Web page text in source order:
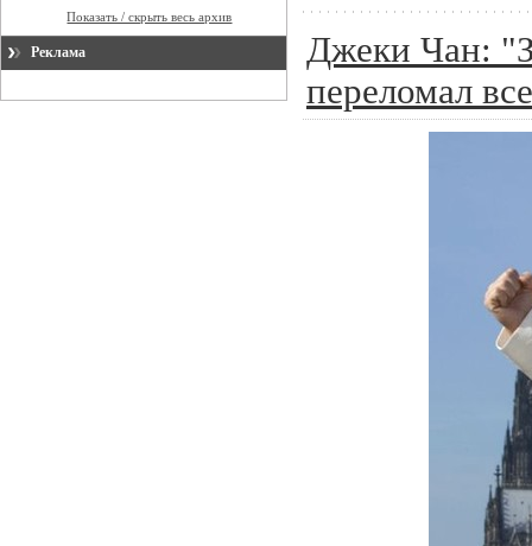
Показать / скрыть весь архив
Реклама
Джеки Чан:
переломал